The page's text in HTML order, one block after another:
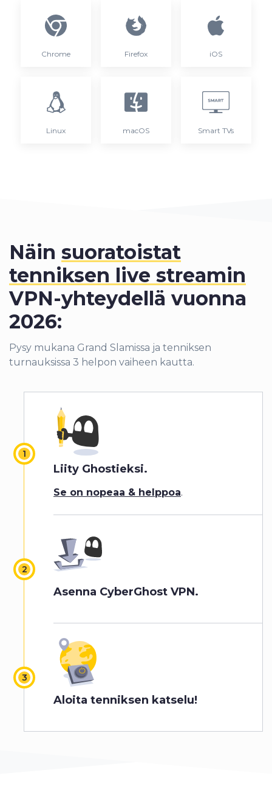
Chrome Firefox iOS
Linux macOS Smart TVs
Näin suoratoistat
tenniksen live streamin
VPN-yhteydellä vuonna
2026:
Pysy mukana Grand Slamissa ja tenniksen
turnauksissa 3 helpon vaiheen kautta.
Liity Ghostieksi.
Se on nopeaa & helppoa.
Asenna CyberGhost VPN.
Aloita tenniksen katselu!